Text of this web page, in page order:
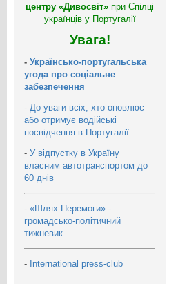
центру «Дивосвіт» при Спілці
українців у Португалії
Увага!
- Українсько-португальська
угода про соціальне
забезпечення
- До уваги всіх, хто оновлює
або отримує водійські
посвідчення в Португалії
- У відпустку в Україну
власним автотранспортом до
60 днів
- «Шлях Перемоги» -
громадсько-політичний
тижневик
- International press-club